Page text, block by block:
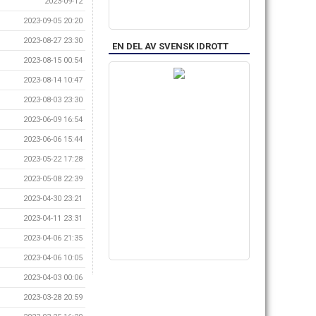
2023-09-05 20:20
2023-08-27 23:30
2023-08-15 00:54
2023-08-14 10:47
2023-08-03 23:30
2023-06-09 16:54
2023-06-06 15:44
2023-05-22 17:28
2023-05-08 22:39
2023-04-30 23:21
2023-04-11 23:31
2023-04-06 21:35
2023-04-06 10:05
2023-04-03 00:06
2023-03-28 20:59
EN DEL AV SVENSK IDROTT